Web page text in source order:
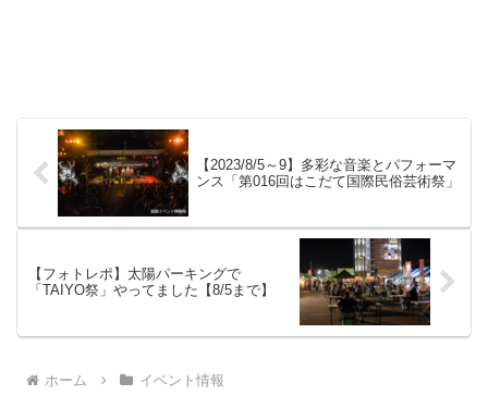
【2023/8/5～9】多彩な音楽とパフォーマ
ンス「第016回はこだて国際民俗芸術祭」
【フォトレポ】太陽パーキングで
「TAIYO祭」やってました【8/5まで】
ホーム イベント情報